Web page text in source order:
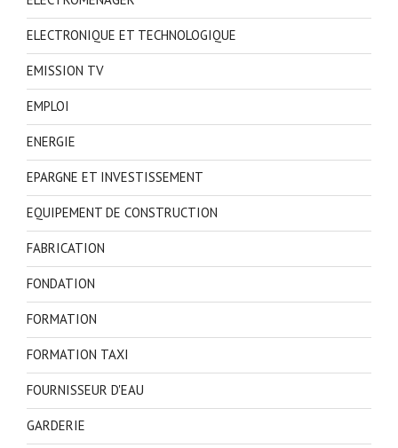
ELECTRONIQUE ET TECHNOLOGIQUE
EMISSION TV
EMPLOI
ENERGIE
EPARGNE ET INVESTISSEMENT
EQUIPEMENT DE CONSTRUCTION
FABRICATION
FONDATION
FORMATION
FORMATION TAXI
FOURNISSEUR D'EAU
GARDERIE